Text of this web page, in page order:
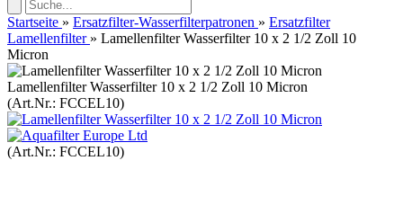
Startseite » Ersatzfilter-Wasserfilterpatronen » Ersatzfilter
Lamellenfilter » Lamellenfilter Wasserfilter 10 x 2 1/2 Zoll 10
Micron
Lamellenfilter Wasserfilter 10 x 2 1/2 Zoll 10 Micron
(Art.Nr.: FCCEL10)
(Art.Nr.: FCCEL10)